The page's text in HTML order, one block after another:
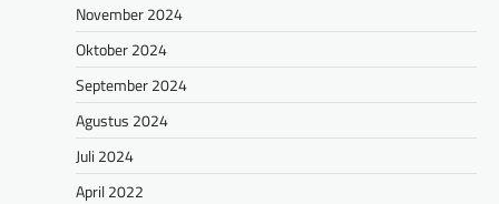
November 2024
Oktober 2024
September 2024
Agustus 2024
Juli 2024
April 2022